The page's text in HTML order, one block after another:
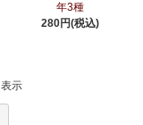
年3種
280円(税込)
表示